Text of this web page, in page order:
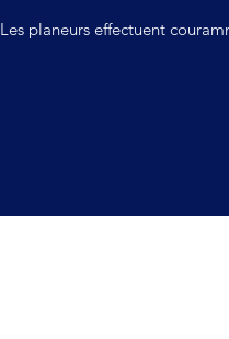
Les planeurs effectuent